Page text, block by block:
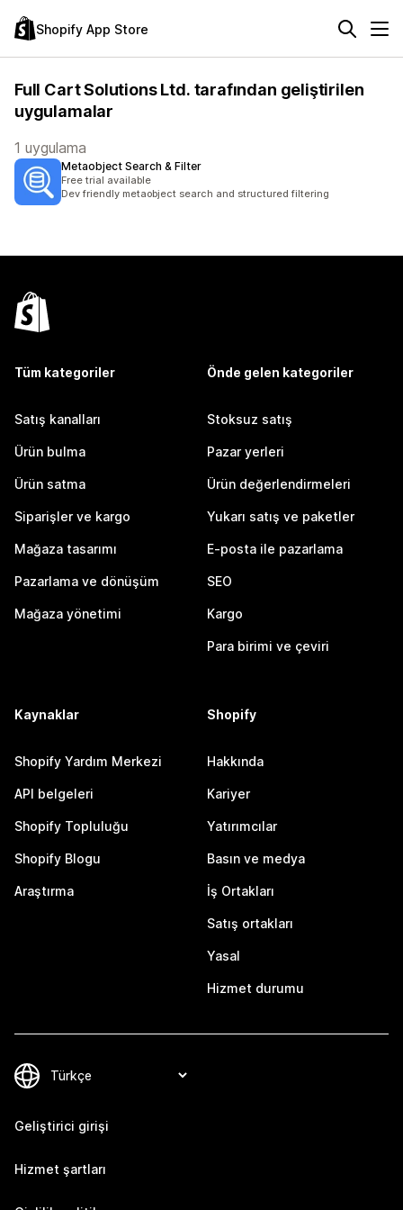
Shopify App Store
Full Cart Solutions Ltd. tarafından geliştirilen
uygulamalar
1 uygulama
Metaobject Search & Filter
Free trial available
Dev friendly metaobject search and structured filtering
Tüm kategoriler
Satış kanalları
Ürün bulma
Ürün satma
Siparişler ve kargo
Mağaza tasarımı
Pazarlama ve dönüşüm
Mağaza yönetimi
Önde gelen kategoriler
Stoksuz satış
Pazar yerleri
Ürün değerlendirmeleri
Yukarı satış ve paketler
E-posta ile pazarlama
SEO
Kargo
Para birimi ve çeviri
Kaynaklar
Shopify Yardım Merkezi
API belgeleri
Shopify Topluluğu
Shopify Blogu
Araştırma
Shopify
Hakkında
Kariyer
Yatırımcılar
Basın ve medya
İş Ortakları
Satış ortakları
Yasal
Hizmet durumu
Geliştirici girişi
Hizmet şartları